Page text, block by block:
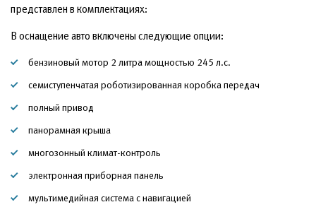
представлен в комплектациях:
В оснащение авто включены следующие опции:
бензиновый мотор 2 литра мощностью 245 л.с.
семиступенчатая роботизированная коробка передач
полный привод
панорамная крыша
многозонный климат-контроль
электронная приборная панель
мультимедийная система с навигацией